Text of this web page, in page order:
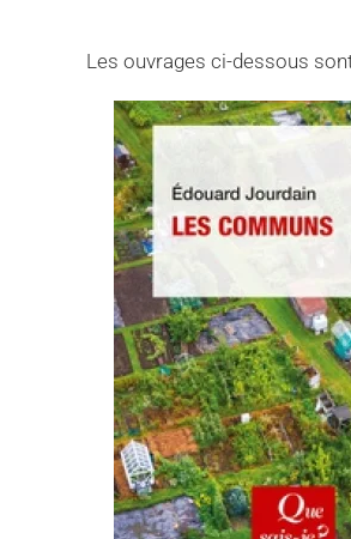
Les ouvrages ci-dessous
LIRE